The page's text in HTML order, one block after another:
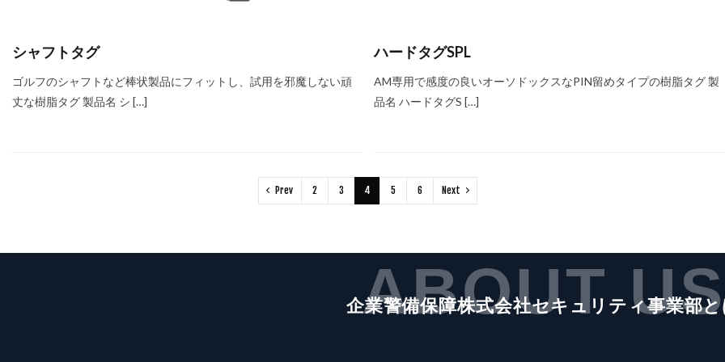
シャフトタグ
ゴルフのシャフトなど棒状製品にフィットし、試用を邪魔しない頑
丈な樹脂タグ 製品名 シ […]
ハードタグSPL
AM専用で感度の良いオーソドックスなPIN留めタイプの樹脂タグ 製
品名 ハードタグS […]
Prev 2 3 4 5 6 Next
ABOUT US
企業警備保障株式会社セキュリティ事業部